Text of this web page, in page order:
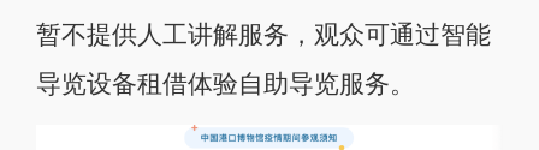
暂不提供人工讲解服务，观众可通过智能
导览设备租借体验自助导览服务。